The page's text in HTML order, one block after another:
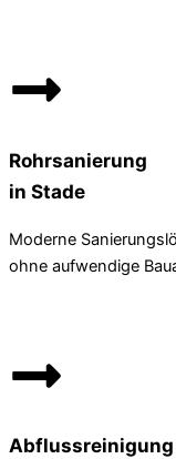
Rohrsanierung
in Stade
Moderne
ohne aufwendige
Abflussreinigung